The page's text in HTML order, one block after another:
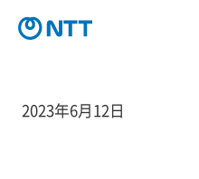
2023年6月12日